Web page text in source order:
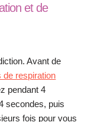
et de
Avant de
de respiration
pendant 4
secondes, puis
fois pour vous